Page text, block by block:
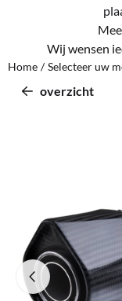
Wij wensen
Home / Selecteer uw
overzicht